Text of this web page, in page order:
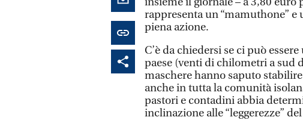
rappresenta un “mamuthone” e
piena azione.
C’è da chiedersi se ci può
paese (venti di chilometri a sud
maschere hanno saputo
anche in tutta la comunità
pastori e contadini abbia
inclinazione alle “leggerezze”